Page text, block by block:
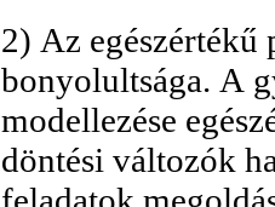
2) Az egészértékű
bonyolultsága. A
modellezése
döntési változók